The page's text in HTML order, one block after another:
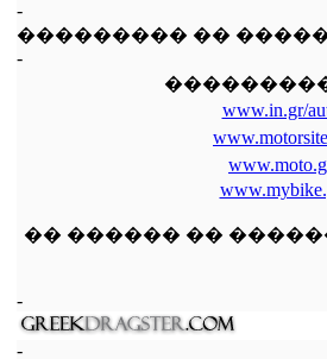
-
��������� ��
-
���������
www.in.gr/
�� ������ ��
-
-